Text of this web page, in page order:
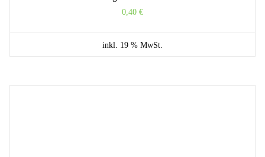
0,40 €
inkl. 19 % MwSt.